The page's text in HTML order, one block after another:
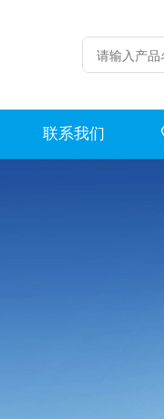
联系我们